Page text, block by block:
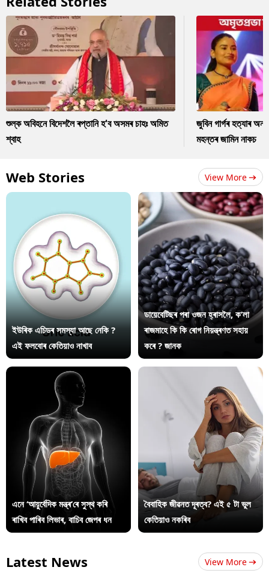
শুল্ক অবিহনে বিদেশলৈ ৰপ্তানি হ'ব অসমৰ চাহঃ অমিত
শ্বাহ
জুবিন গাৰ্গৰ হত্যাৰ
মহন্তৰ জামিন নাকচ
Web Stories View More
ইউৰিক এচিডৰ সমস্যা আছে নেকি ?
এই ফলবোৰ কেতিয়াও নাখাব
ডায়েবেটিছৰ পৰা ওজন হ্ৰাসলৈ, ক’লা
ৰাজমাহে কি কি ৰোগ নিয়ন্ত্ৰণত সহায়
কৰে ? জানক
এনে ‘আয়ুৰ্বেদিক মন্ত্ৰ’ৰে সুস্থ কৰি
ৰাখিব পাৰিব লিভাৰ, বাচিব জেপৰ ধন
বৈবাহিক জীৱনত দূৰত্ব? এই ৫ টা ভুল
কেতিয়াও নকৰিব
Latest News View More